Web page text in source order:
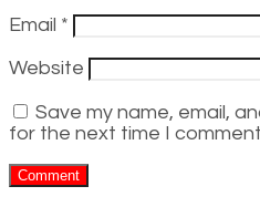
Email *
Website
Save my name, email,
for the next time I